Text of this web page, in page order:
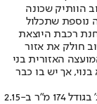
הוותיק שכונה
נוספת שתכלול
תחנת רכבת היוצאת
חולק את אזור
האזורית בני
אך יש בו כבר
במיתר, ישוב שנמצא מזרחית לבאר שבע, נמכר קוטג' בגודל 174 מ"ר ב-2.15